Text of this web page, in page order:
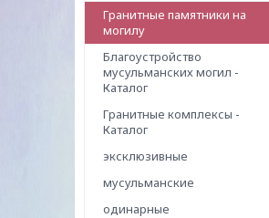
Гранитные памятники на
могилу
Благоустройство
мусульманских могил -
Каталог
Гранитные комплексы -
Каталог
эксклюзивные
мусульманские
одинарные